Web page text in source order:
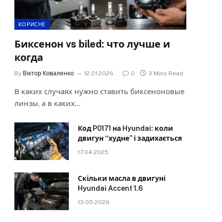
КОРИСНЕ
Биксенон vs biled: что лучше и
когда
By Віктор Коваленко 12.01.2026 0 3 Mins Read
В каких случаях нужно ставить биксеноновые
линзы, а в каких…
Код P0171 на Hyundai: коли
двигун “худне” і задихається
17.04.2025
Скільки масла в двигуні
Hyundai Accent 1.6
13.05.2026